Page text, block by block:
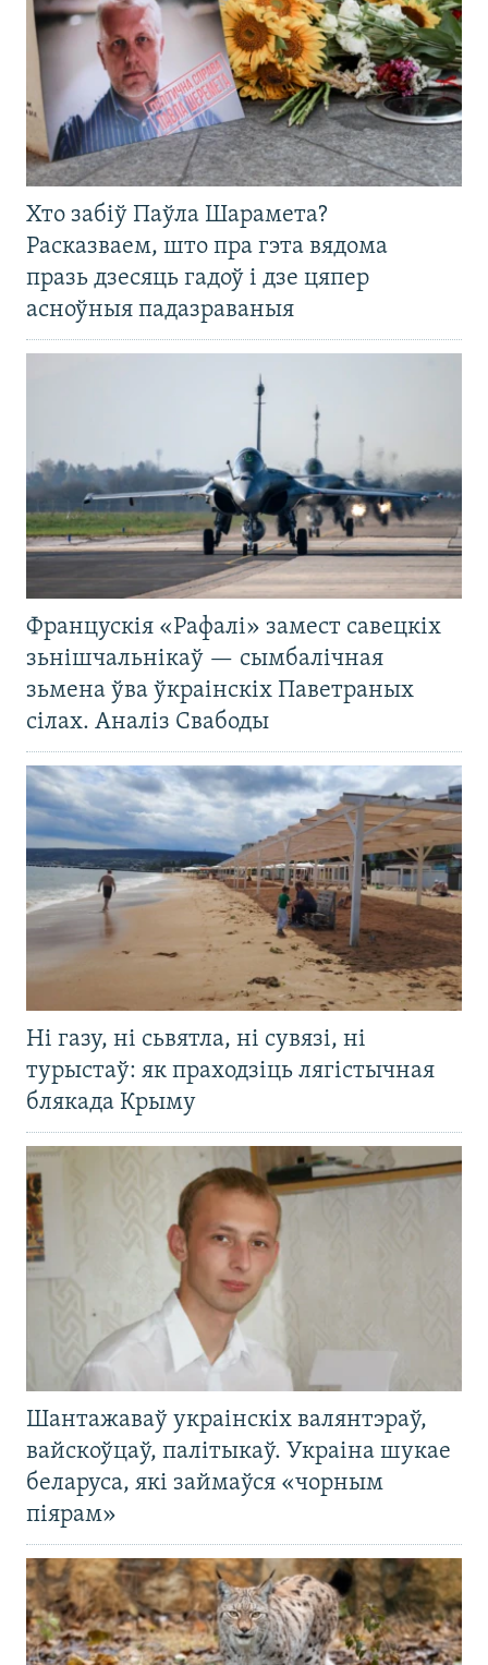
Хто забіў Паўла Шарамета?
Расказваем, што пра гэта вядома
празь дзесяць гадоў і дзе цяпер
асноўныя падазраваныя
Францускія «Рафалі» замест савецкіх
зьнішчальнікаў — сымбалічная
зьмена ўва ўкраінскіх Паветраных
сілах. Аналіз Свабоды
Ні газу, ні сьвятла, ні сувязі, ні
турыстаў: як праходзіць лягістычная
блякада Крыму
Шантажаваў украінскіх валянтэраў,
вайскоўцаў, палітыкаў. Украіна шукае
беларуса, які займаўся «чорным
піярам»